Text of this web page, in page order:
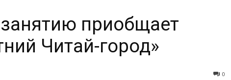
приобщает
Читай-город»
0